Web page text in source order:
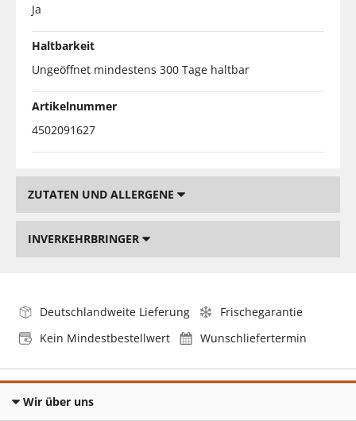
Ja
Haltbarkeit
Ungeöffnet mindestens 300 Tage haltbar
Artikelnummer
4502091627
ZUTATEN UND ALLERGENE
INVERKEHRBRINGER
Deutschlandweite Lieferung
Frischegarantie
Kein Mindestbestellwert
Wunschliefertermin
Wir über uns